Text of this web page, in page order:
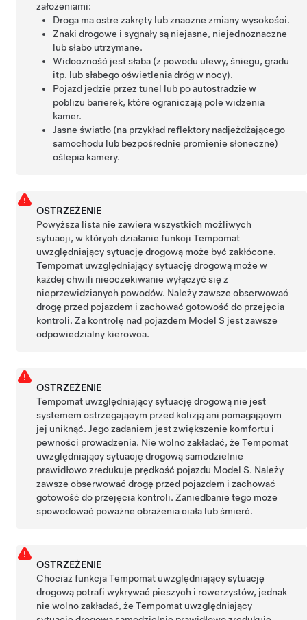
założeniami:
Droga ma ostre zakręty lub znaczne zmiany wysokości.
Znaki drogowe i sygnały są niejasne, niejednoznaczne
lub słabo utrzymane.
Widoczność jest słaba (z powodu ulewy, śniegu, gradu
itp. lub słabego oświetlenia dróg w nocy).
Pojazd jedzie przez tunel lub po autostradzie w
pobliżu barierek, które ograniczają pole widzenia
kamer.
Jasne światło (na przykład reflektory nadjeżdżającego
samochodu lub bezpośrednie promienie słoneczne)
oślepia kamery.
OSTRZEŻENIE
Powyższa lista nie zawiera wszystkich możliwych
sytuacji, w których działanie funkcjiTempomat
uwzględniający sytuację drogową może być zakłócone.
Tempomat uwzględniający sytuację drogową może w
każdej chwili nieoczekiwanie wyłączyć się z
nieprzewidzianych powodów. Należy zawsze obserwować
drogę przed pojazdem i zachować gotowość do przejęcia
kontroli. Za kontrolę nad pojazdem Model S jest zawsze
odpowiedzialny kierowca.
OSTRZEŻENIE
Tempomat uwzględniający sytuację drogową nie jest
systemem ostrzegającym przed kolizją ani pomagającym
jej uniknąć. Jego zadaniem jest zwiększenie komfortu i
pewności prowadzenia. Nie wolno zakładać, żeTempomat
uwzględniający sytuację drogowąsamodzielnie
prawidłowo zredukuje prędkość pojazdu Model S. Należy
zawsze obserwować drogę przed pojazdem i zachować
gotowość do przejęcia kontroli. Zaniedbanie tego może
spowodować poważne obrażenia ciała lub śmierć.
OSTRZEŻENIE
Chociaż funkcjaTempomat uwzględniający sytuację
drogową potrafi wykrywać pieszych i rowerzystów, jednak
nie wolno zakładać, żeTempomat uwzględniający